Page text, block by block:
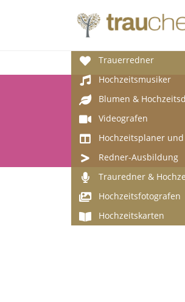
Trauerredner
Hochzeitsmusiker
Blumen &
Videografen
Hochzeitsplaner
Redner-Ausbildung
Trauredner &
Hochzeitsfotografen
Hochzeitskarten